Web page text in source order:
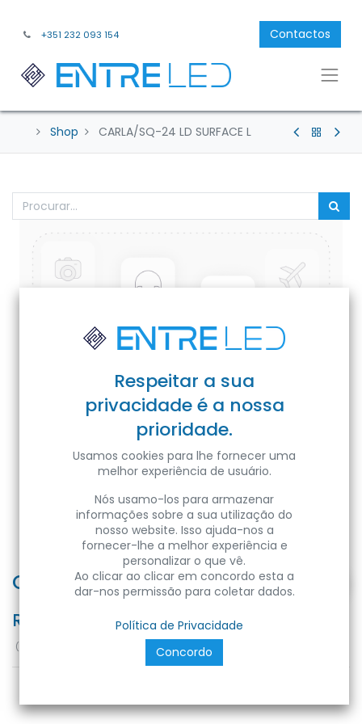
+351 232 093 154 Contactos
Shop CARLA/SQ-24 LD SURFACE L
CARLA/SQ-24 LD SURFACE L
Ref: 8680985589114
(
Respeitar a sua
privacidade é a nossa
prioridade.
Usamos cookies para lhe fornecer uma
melhor experiência de usuário.
Nós usamo-los para armazenar
informações sobre a sua utilização do
nosso website. Isso ajuda-nos a
fornecer-lhe a melhor experiência e
personalizar o que vê.
Ao clicar ao clicar em concordo esta a
dar-nos permissão para coletar dados.
Política de Privacidade
Concordo